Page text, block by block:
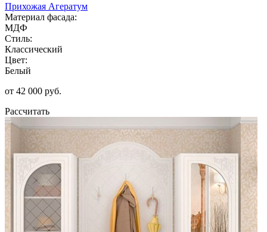
Прихожая Агератум
Материал фасада:
МДФ
Стиль:
Классический
Цвет:
Белый
от 42 000 руб.
Рассчитать